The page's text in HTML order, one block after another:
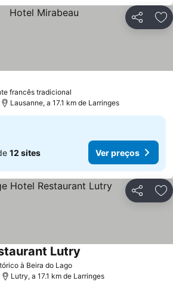
Partilhar
francês tradicional
Lausanne, a 17.1 km de Larringes
12 sites Ver preços
Partilhar
à Beira do Lago
Lutry
Lutry, a 17.1 km de Larringes